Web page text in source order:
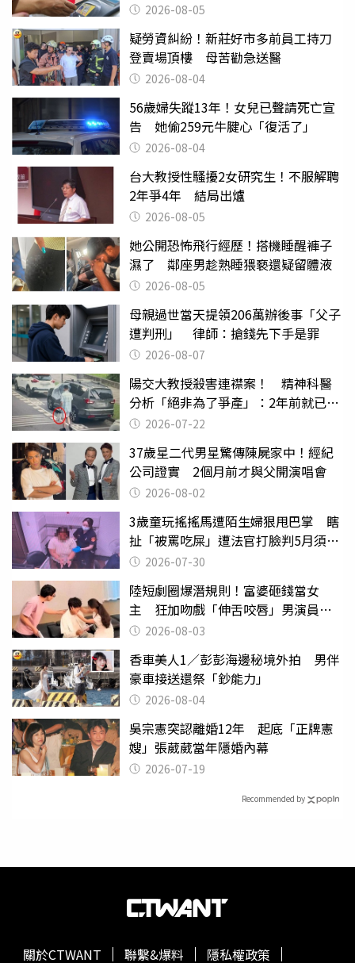
2026-08-05
疑勞資糾紛！新莊好市多前員工持刀
登賣場頂樓 母苦勸急送醫
2026-08-04
56歲婦失蹤13年！女兒已聲請死亡宣
告 她偷259元牛腱心「復活了」
2026-08-04
台大教授性騷擾2女研究生！不服解聘
2年爭4年 結局出爐
2026-08-05
她公開恐怖飛行經歷！搭機睡醒褲子
濕了 鄰座男趁熟睡猥褻還疑留體液
2026-08-05
母親過世當天提領206萬辦後事「父子
遭判刑」 律師：搶錢先下手是罪
2026-08-07
陽交大教授殺害連襟案！ 精神科醫
分析「絕非為了爭產」：2年前就已言
行詭異
2026-07-22
37歲星二代男星驚傳陳屍家中！經紀
公司證實 2個月前才與父開演唱會
2026-08-02
3歲童玩搖搖馬遭陌生婦狠甩巴掌 瞎
扯「被罵吃屎」遭法官打臉判5月須入
監 2026-07-30
陸短劇圈爆潛規則！富婆砸錢當女
主 狂加吻戲「伸舌咬唇」男演員崩
潰 2026-08-03
香車美人1／彭彭海邊秘境外拍 男伴
豪車接送還祭「鈔能力」
2026-08-04
吳宗憲突認離婚12年 起底「正牌憲
嫂」張葳葳當年隱婚內幕
2026-07-19
Recommended by
關於CTWANT 聯繫&爆料 隱私權政策